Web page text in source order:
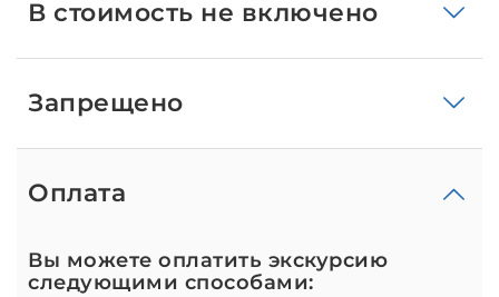
В стоимость не включено
Запрещено
Оплата
Вы можете оплатить экскурсию
следующими способами: